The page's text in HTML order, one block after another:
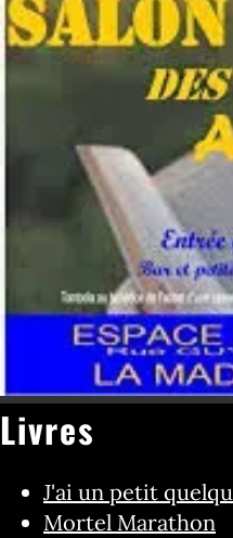
Livres
J'ai un petit
Mortel Marathon